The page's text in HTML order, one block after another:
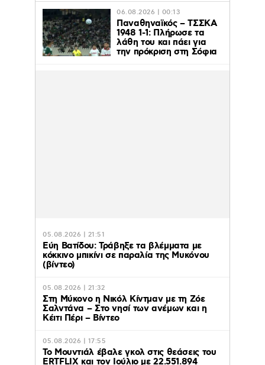
06.08.2026 | 00:13
Παναθηναϊκός – ΤΣΣΚΑ
1948 1-1: Πλήρωσε τα
λάθη του και πάει για
την πρόκριση στη Σόφια
05.08.2026 | 21:51
Εύη Βατίδου: Τράβηξε τα βλέμματα με
κόκκινο μπικίνι σε παραλία της Μυκόνου
(βίντεο)
05.08.2026 | 21:32
Στη Μύκονο η Νικόλ Κίντμαν με τη Ζόε
Σαλντάνα – Στο νησί των ανέμων και η
Κέιτι Πέρι – Βίντεο
05.08.2026 | 17:55
Το Μουντιάλ έβαλε γκολ στις θεάσεις του
ERTFLIX και τον Ιούλιο με 22.551.894